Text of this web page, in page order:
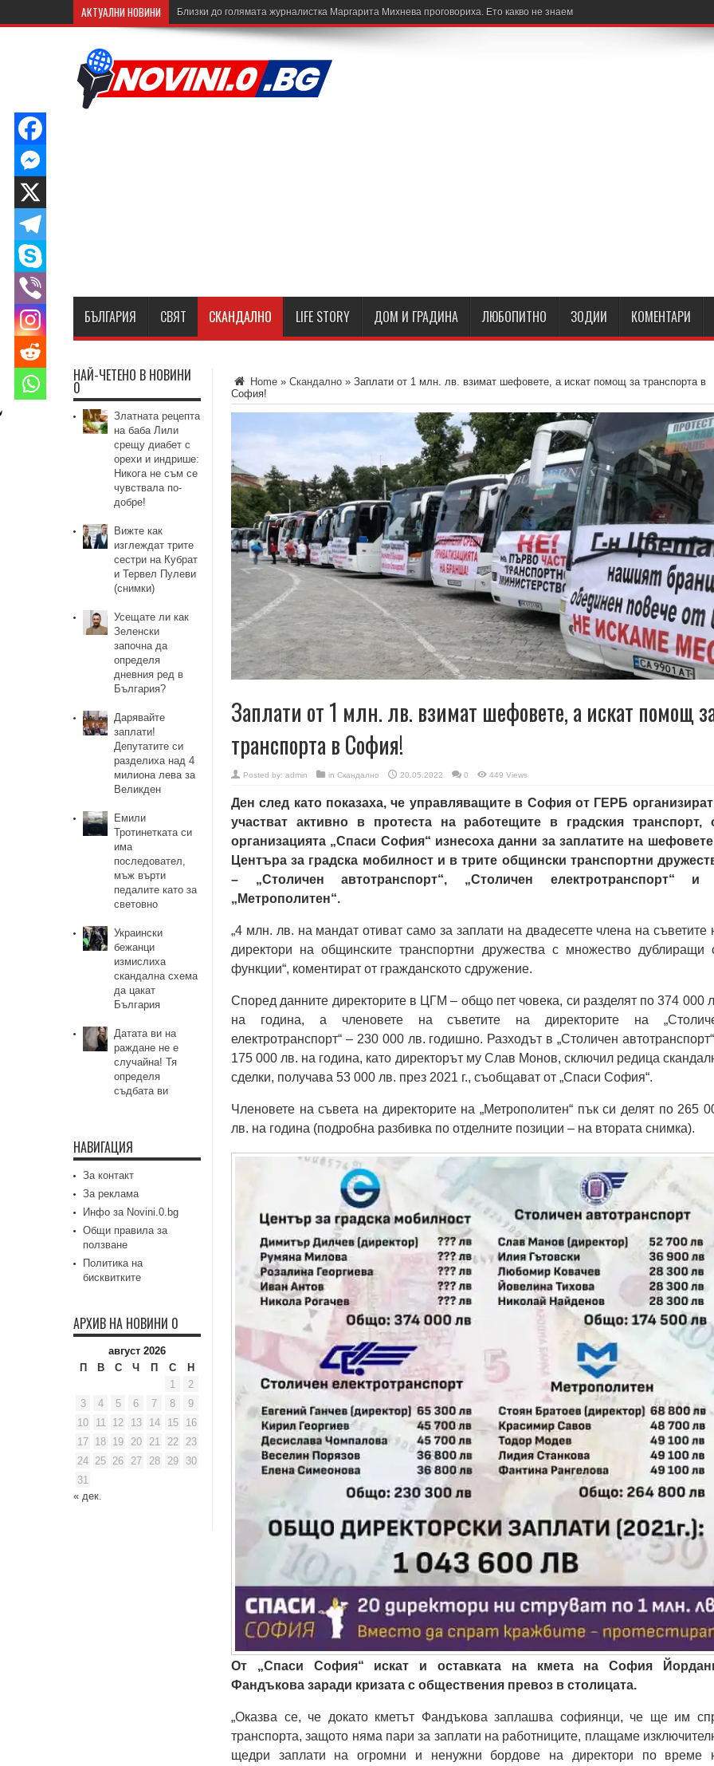
АКТУАЛНИ НОВИНИ Близки до голямата журналистка Маргарита Михнева проговориха. Ето какво не знаем
БЪЛГАРИЯ СВЯТ СКАНДАЛНО LIFE STORY ДОМ И ГРАДИНА ЛЮБОПИТНО ЗОДИИ КОМЕНТАРИ
Home » Скандално » Заплати от 1 млн. лв. взимат шефовете, а искат помощ за транспорта в
София!
Заплати от 1 млн. лв. взимат шефовете, а искат помощ
транспорта в София!
Posted by: admin in Скандално 20.05.2022 0 449 Views
Ден след като показаха, че управляващите в София от ГЕРБ
участват активно в протеста на работещите в градския транспорт,
организацията „Спаси София“ изнесоха данни за заплатите на
Центъра за градска мобилност и в трите общински транспортни
– „Столичен автотранспорт“, „Столичен електротранспорт“
„Метрополитен“.
„4 млн. лв. на мандат отиват само за заплати на двадесетте члена на съветите
директори на общинските транспортни дружества с множество дублиращи
функции“, коментират от гражданското сдружение.
Според данните директорите в ЦГМ – общо пет човека, си разделят по 374 000
на година, а членовете на съветите на директорите на
електротранспорт“ – 230 000 лв. годишно. Разходът в „Столичен
175 000 лв. на година, като директорът му Слав Монов, сключил редица
сделки, получава 53 000 лв. през 2021 г., съобщават от „Спаси София“.
Членовете на съвета на директорите на „Метрополитен“ пък си делят по 265
лв. на година (подробна разбивка по отделните позиции – на втората снимка).
От „Спаси София“ искат и оставката на кмета на София
Фандъкова заради кризата с обществения превоз в столицата.
„Оказва се, че докато кметът Фандъкова заплашва софиянци, че ще им
транспорта, защото няма пари за заплати на работниците, плащаме
щедри заплати на огромни и ненужни бордове на директори по време
НАЙ-ЧЕТЕНО В НОВИНИ
0
Златната рецепта
на баба Лили
срещу диабет с
орехи и индрише:
Никога не съм се
чувствала по-
добре!
Вижте как
изглеждат трите
сестри на Кубрат
и Тервел Пулеви
(снимки)
Усещате ли как
Зеленски
започна да
определя
дневния ред в
България?
Дарявайте
заплати!
Депутатите си
разделиха над 4
милиона лева за
Великден
Емили
Тротинетката си
има
последовател,
мъж върти
педалите като за
световно
Украински
бежанци
измислиха
скандална схема
да цакат
България
Датата ви на
раждане не е
случайна! Тя
определя
съдбата ви
НАВИГАЦИЯ
За контакт
За реклама
Инфо за Novini.0.bg
Общи правила за
ползване
Политика на
бисквитките
АРХИВ НА НОВИНИ 0
август 2026
П
В С Ч П С
Н
1
2
3
4 5 6 7 8
9
10
11 12 13 14 15
16
17 18 19 20 21 22
23
24 25 26 27 28 29
30
31
« дек.